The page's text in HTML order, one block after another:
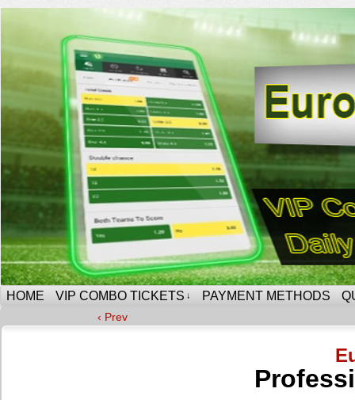
HOME VIP COMBO TICKETS ↓ PAYMENT METHODS
‹ Prev